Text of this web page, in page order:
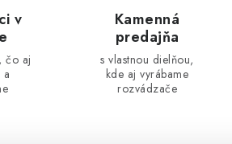
v
čo aj
a
Kamenná
predajňa
s vlastnou dielňou,
kde aj vyrábame
rozvádzače